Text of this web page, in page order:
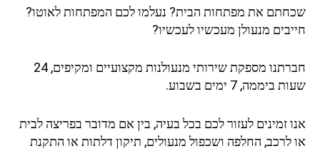
שכחתם את מפתחות הבית? נעלמו לכם המפתחות לאוטו?
חייבים מנעולן מעכשיו לעכשיו?
חברתנו מספקת שירותי מנעולנות מקצועיים ומקיפים, 24
שעות ביממה, 7 ימים בשבוע.
אנו זמינים לעזור לכם בכל בעיה, בין אם מדובר בפריצה לבית
או לרכב, החלפה ושכפול מנעולים, תיקון דלתות או התקנת